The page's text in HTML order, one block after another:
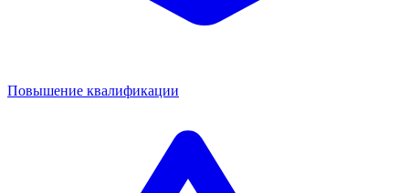
Повышение квалификации